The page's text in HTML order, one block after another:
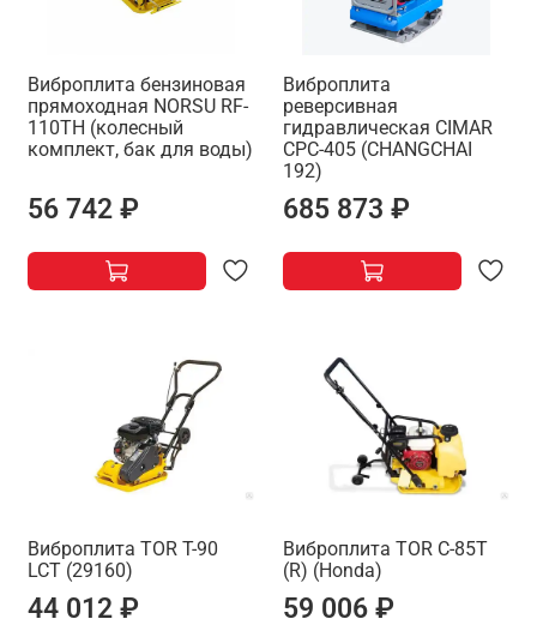
Виброплита бензиновая
прямоходная NORSU RF-
110TH (колесный
комплект, бак для воды)
56 742 ₽
Виброплита
реверсивная
гидравлическая CIMAR
CPC-405 (CHANGCHAI
192)
685 873 ₽
Виброплита TOR T-90
LCT (29160)
44 012 ₽
Виброплита TOR C-85T
(R) (Honda)
59 006 ₽